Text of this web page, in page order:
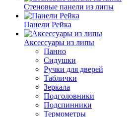
Стеновые панели из липы
Панели Рейка
Аксессуары из липы
Панно
Сидушки
Ручки для дверей
Таблички
Зеркала
Подголовники
Подспинники
Термометры